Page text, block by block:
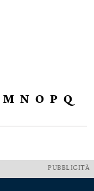
M N O P Q
PUBBLICITÀ